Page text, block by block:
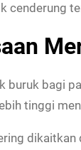
cenderung
buruk bagi
tinggi